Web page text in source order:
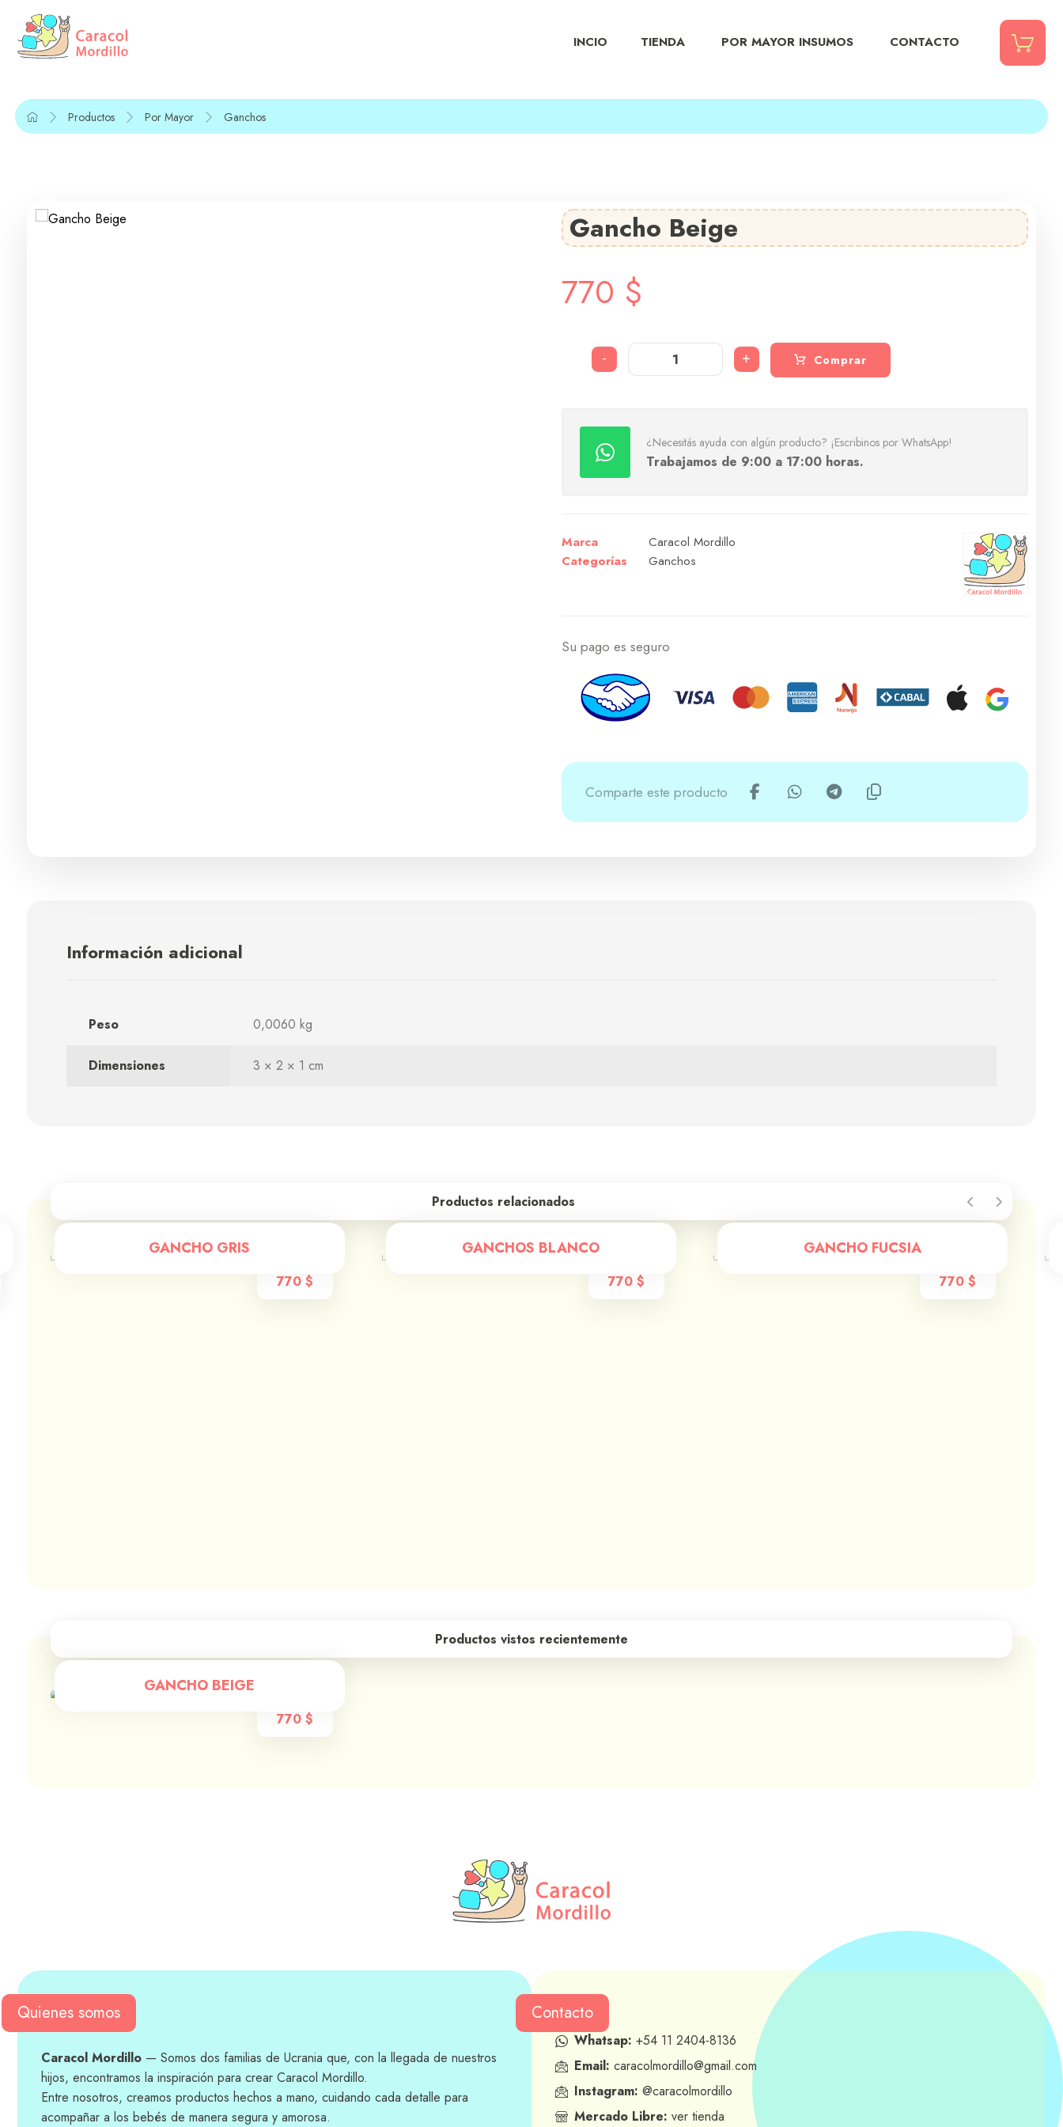
INCIO TIENDA POR MAYOR INSUMOS CONTACTO
Productos Por Mayor Ganchos
Gancho Beige
770 $
- + Comprar
¿Necesitás ayuda con algún producto? ¡Escribinos por WhatsApp!
Trabajamos de 9:00 a 17:00 horas.
Marca
Caracol Mordillo
Categorías
Ganchos
Su pago es seguro
Información adicional
Peso 0,0060 kg
Dimensiones 3 × 2 × 1 cm
Productos relacionados
GANCHO GRIS
770 $
GANCHOS BLANCO
770 $
GANCHO FUCSIA
770 $
Productos vistos recientemente
GANCHO BEIGE
770 $
Quienes somos
Caracol Mordillo — Somos dos familias de Ucrania que, con la llegada de nuestros
hijos, encontramos la inspiración para crear Caracol Mordillo.
Entre nosotros, creamos productos hechos a mano, cuidando cada detalle para
acompañar a los bebés de manera segura y amorosa.
Contacto
Whatsap: +54 11 2404-8136
Email: caracolmordillo@gmail.com
Instagram: @caracolmordillo
Mercado Libre: ver tienda